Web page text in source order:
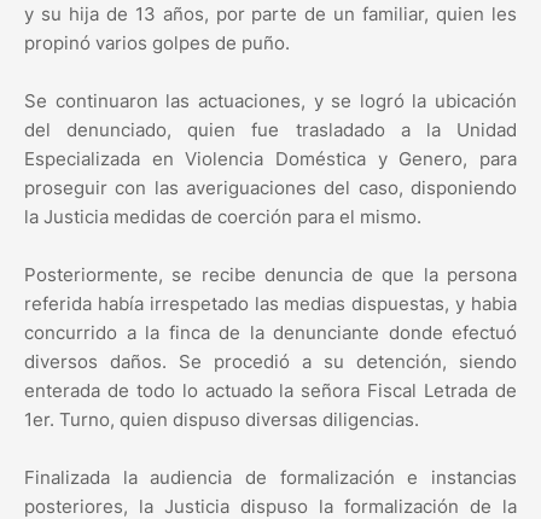
y su hija de 13 años, por parte de un familiar, quien les
propinó varios golpes de puño.
Se continuaron las actuaciones, y se logró la ubicación
del denunciado, quien fue trasladado a la Unidad
Especializada en Violencia Doméstica y Genero, para
proseguir con las averiguaciones del caso, disponiendo
la Justicia medidas de coerción para el mismo.
Posteriormente, se recibe denuncia de que la persona
referida había irrespetado las medias dispuestas, y habia
concurrido a la finca de la denunciante donde efectuó
diversos daños. Se procedió a su detención, siendo
enterada de todo lo actuado la señora Fiscal Letrada de
1er. Turno, quien dispuso diversas diligencias.
Finalizada la audiencia de formalización e instancias
posteriores, la Justicia dispuso la formalización de la